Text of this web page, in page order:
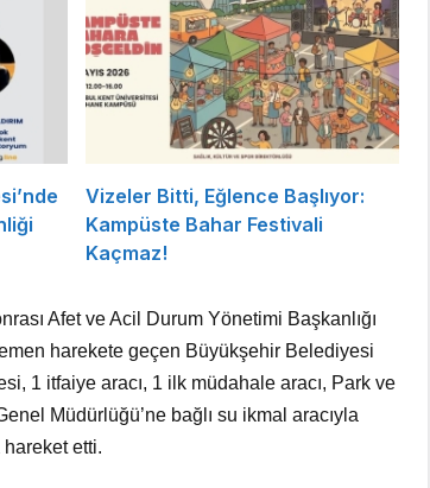
Vizeler Bitti, Eğlence Başlıyor:
Kampüste Bahar Festivali
Kaçmaz!
Afet ve Acil Durum Yönetimi Başkanlığı
harekete geçen Büyükşehir Belediyesi
1 itfaiye aracı, 1 ilk müdahale aracı, Park ve
Müdürlüğü’ne bağlı su ikmal aracıyla
hareket etti.